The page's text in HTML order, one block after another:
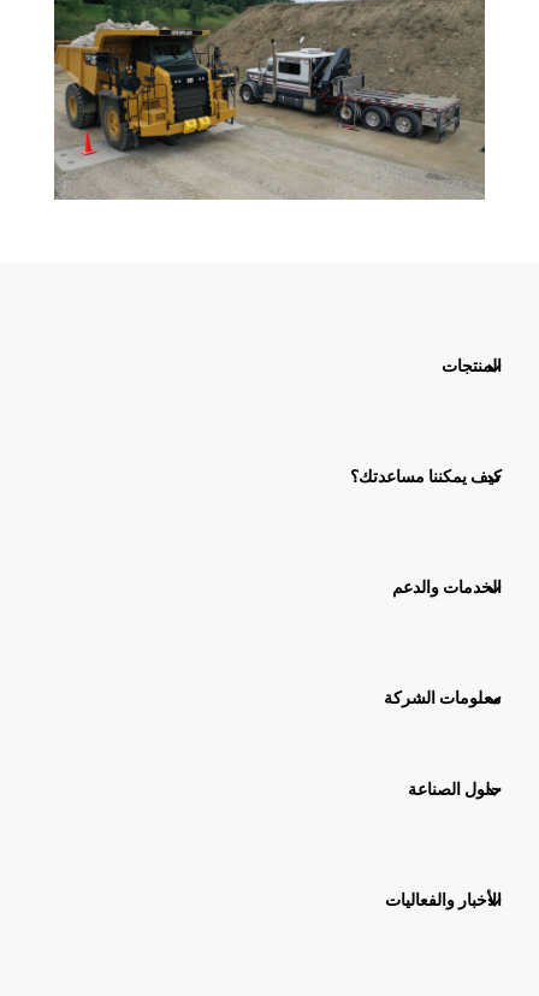
المنتجات
كيف يمكننا مساعدتك؟
الخدمات والدعم
معلومات الشركة
حلول الصناعة
الأخبار والفعاليات